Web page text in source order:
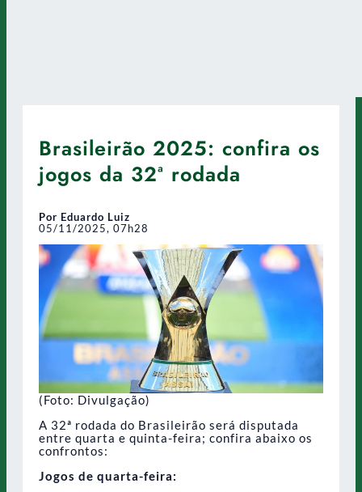
Brasileirão 2025: confira os
jogos da 32ª rodada
Por Eduardo Luiz
05/11/2025, 07h28
(Foto: Divulgação)
A 32ª rodada do Brasileirão será disputada
entre quarta e quinta-feira; confira abaixo os
confrontos:
Jogos de quarta-feira: